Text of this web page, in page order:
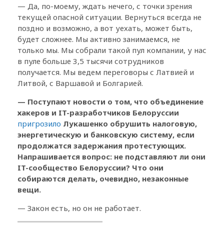
— Да, по-моему, ждать нечего, с точки зрения
текущей опасной ситуации. Вернуться всегда не
поздно и возможно, а вот уехать, может быть,
будет сложнее. Мы активно занимаемся, не
только мы. Мы собрали такой пул компании, у нас
в пуле больше 3,5 тысячи сотрудников
получается. Мы ведем переговоры с Латвией и
Литвой, с Варшавой и Болгарией.
— Поступают новости о том, что объединение
хакеров и IT-разработчиков Белоруссии
пригрозило Лукашенко обрушить налоговую,
энергетическую и банковскую систему, если
продолжатся задержания протестующих.
Напрашивается вопрос: не подставляют ли они
IT-сообщество Белоруссии? Что они
собираются делать, очевидно, незаконные
вещи.
— Закон есть, но он не работает.